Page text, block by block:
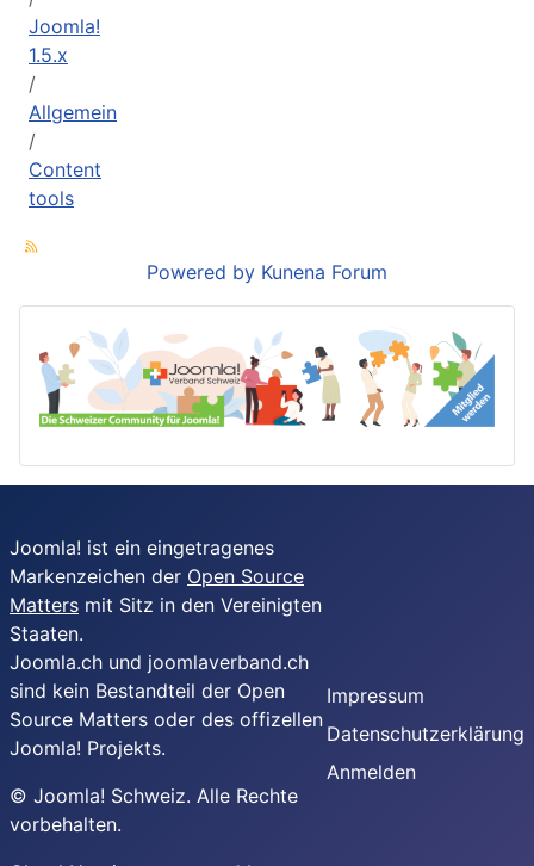
Joomla!
1.5.x
Allgemein
Content
tools
Powered by Kunena Forum
Joomla! ist ein eingetragenes
Markenzeichen der Open Source
Matters mit Sitz in den Vereinigten
Staaten.
Joomla.ch und joomlaverband.ch
sind kein Bestandteil der Open
Source Matters oder des offizellen
Joomla! Projekts.
© Joomla! Schweiz. Alle Rechte
vorbehalten.
Impressum
Datenschutzerklärung
Anmelden